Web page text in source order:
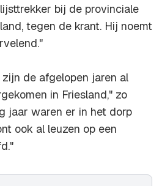
bij de provinciale
tegen de krant. Hij noemt
de afgelopen jaren al
in Friesland," zo
jaar waren er in het dorp
ook al leuzen op een